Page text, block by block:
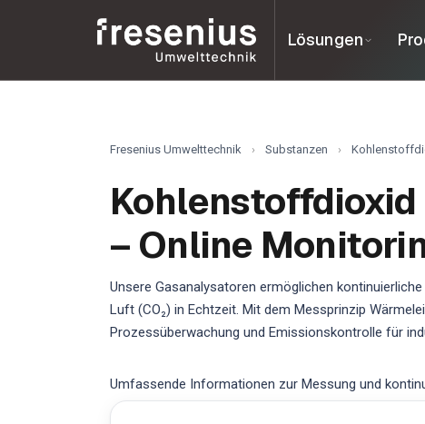
Lösungen
Fresenius Umwelttechnik › Substanzen ›
– Online
Unsere Gasanalysatoren ermöglichen
Luft (CO₂) in Echtzeit. Mit dem Messprinzip
Prozessüberwachung und Emissionskontrolle für
Umfassende Informationen zur Messung und